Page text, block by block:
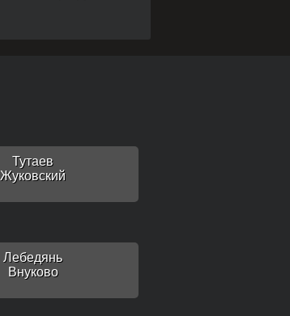
Тутаев
Жуковский
Лебедянь
Внуково